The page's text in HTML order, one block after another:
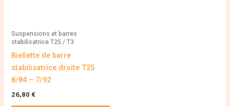
Suspensions et barres
stabilisatrice T25 / T3
Biellette de barre
stabilisatrice droite T25
8/84 – 7/92
26,80 €